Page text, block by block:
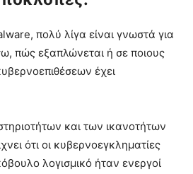
πολύ λίγα είναι γνωστά για
πώς εξαπλώνεται ή σε ποιους
έχει
και των ικανοτήτων
ότι οι κυβερνοεγκληματίες
λογισμικό ήταν ενεργοί